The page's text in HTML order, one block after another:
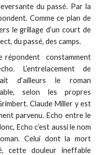
du passé. Par la
Comme ce plan de
le grillage d’un court de
du passé, des camps.
répondent constamment
L’entrelacement de
d’ailleurs le roman
selon les propres
Claude Miller y est
parvenu. Echo entre le
Echo c’est aussi le nom
Celui dont la mort
cette douleur ineffable